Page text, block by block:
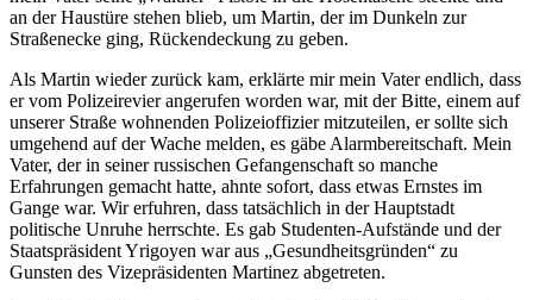
an der Haustüre stehen blieb, um Martin, der im Dunkeln zur
Straßenecke ging, Rückendeckung zu geben.
Als Martin wieder zurück kam, erklärte mir mein Vater endlich, dass
er vom Polizeirevier angerufen worden war, mit der Bitte, einem auf
unserer Straße wohnenden Polizeioffizier mitzuteilen, er sollte sich
umgehend auf der Wache melden, es gäbe Alarmbereitschaft. Mein
Vater, der in seiner russischen Gefangenschaft so manche
Erfahrungen gemacht hatte, ahnte sofort, dass etwas Ernstes im
Gange war. Wir erfuhren, dass tatsächlich in der Hauptstadt
politische Unruhe herrschte. Es gab Studenten-Aufstände und der
Staatspräsident Yrigoyen war aus
Gesundheitsgründen
zu
Gunsten des Vizepräsidenten Martinez abgetreten.